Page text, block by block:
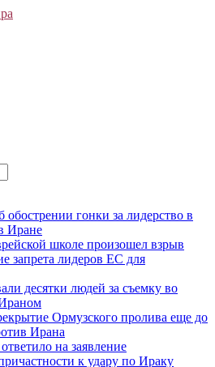
обострении гонки за лидерство в
Иране
школе произошел взрыв
запрета лидеров ЕС для
десятки людей за съемку во
Ормузского пролива еще до
Ирана
на заявление
к удару по Ираку